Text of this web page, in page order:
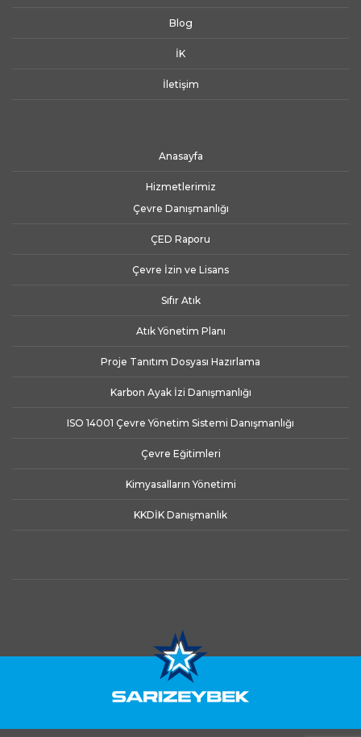
Blog
İK
İletişim
Anasayfa
Hizmetlerimiz
Çevre Danışmanlığı
ÇED Raporu
Çevre İzin ve Lisans
Sıfır Atık
Atık Yönetim Planı
Proje Tanıtım Dosyası Hazırlama
Karbon Ayak İzi Danışmanlığı
ISO 14001 Çevre Yönetim Sistemi Danışmanlığı
Çevre Eğitimleri
Kimyasalların Yönetimi
KKDİK Danışmanlık